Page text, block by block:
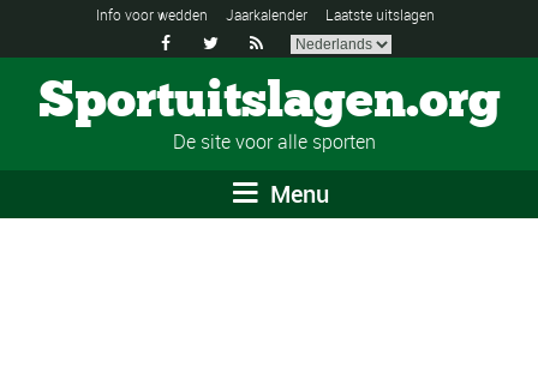
Info voor wedden Jaarkalender Laatste uitslagen
  
Sportuitslagen.org
De site voor alle sporten
Menu